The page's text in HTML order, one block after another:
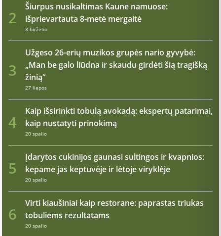
2
Šiurpus nusikaltimas Kaune namuose:
išprievartauta 8-metė mergaitė
8 birželio
3
Užgeso 26-erių muzikos grupės nario gyvybė:
„Man be galo liūdna ir skaudu girdėti šią tragišką
žinią“
27 liepos
4
Kaip išsirinkti tobulą avokadą: ekspertų patarimai,
kaip nustatyti prinokimą
20 spalio
5
Įdarytos cukinijos gaunasi sultingos ir kvapnios:
kepame jas keptuvėje ir lėtoje viryklėje
20 spalio
6
Virti kiaušiniai kaip restorane: paprastas triukas
tobuliems rezultatams
20 spalio